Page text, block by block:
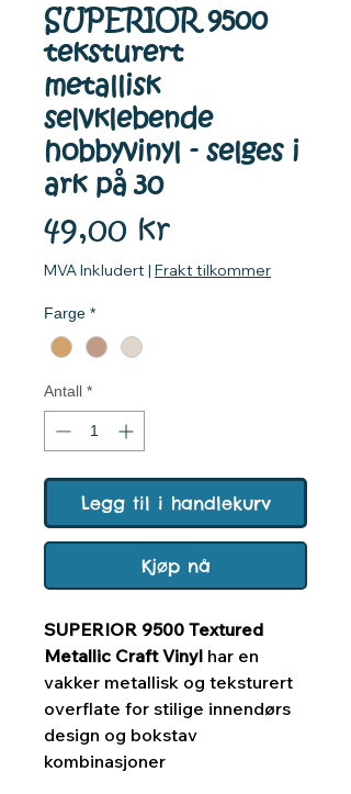
SUPERIOR 9500
teksturert
metallisk
selvklebende
hobbyvinyl - selges i
ark på 30
49,00 krPris
MVA Inkludert | Frakt tilkommer
Farge *
Antall *
Legg til i handlekurv
Kjøp nå
SUPERIOR 9500 Textured
Metallic Craft Vinyl har en
vakker metallisk og teksturert
overflate for stilige innendørs
design og bokstav
kombinasjoner